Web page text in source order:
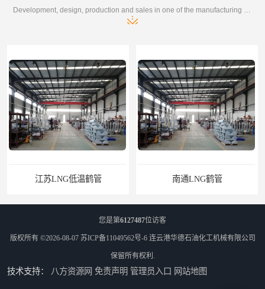
Development, design, production and sales in one of the manufacturing enterprises
南通LNG鹤管 江苏LNG鹤管
您是第6127487位访客
版权所有 ©2026-08-07 苏ICP备11049562号-6 连云港华德石油化工机械有限公司
保留所有权利.
技术支持： 八方资源网 免责声明 管理员入口 网站地图